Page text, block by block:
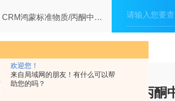
欢迎您！
来自局域网的朋友！有什么可以帮
助您的吗？
CRM鸿蒙标准物质/丙酮中灭多威溶液标准物质100μg/mL1mL
CRM鸿蒙标准物质/丙